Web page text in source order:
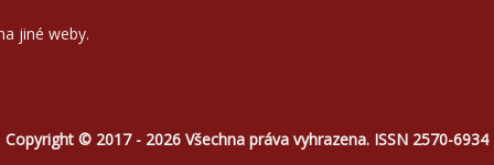
jiné weby.
Copyright © 2017 - 2026 Všechna práva vyhrazena. ISSN 2570-6934